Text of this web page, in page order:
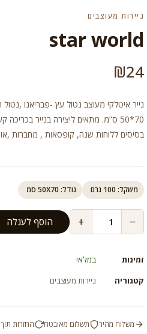
ניירות מעוצבים
star world
₪24
70*50 ס”מ. מתאים ליצירה בנייר
בסיסים ללוחות שנה, קופסאות , מחברות
משקל: 100 גרם גודל: 50X70 סמ
−
+ הוסף לעגלה
זמינות
במלאי
קטגוריה
ניירות מעוצבים
משלוח מהיר תשלום מאובטח החזרות תוך 14